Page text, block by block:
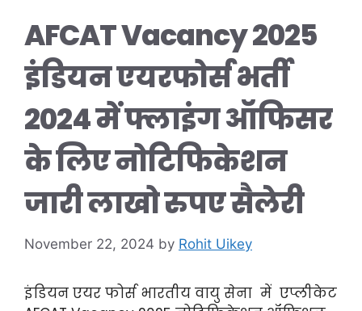
AFCAT Vacancy 2025
इंडियन एयरफोर्स भर्ती
2024 में फ्लाइंग ऑफिसर
के लिए नोटिफिकेशन
जारी लाखो रुपए सैलेरी
November 22, 2024 by Rohit Uikey
इंडियन एयर फोर्स भारतीय वायु सेना में एप्लीकेट